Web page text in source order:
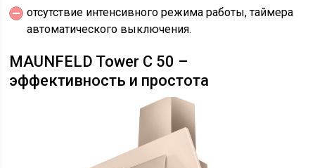
отсутствие интенсивного режима работы, таймера
автоматического выключения.
MAUNFELD Tower C 50 –
эффективность и простота